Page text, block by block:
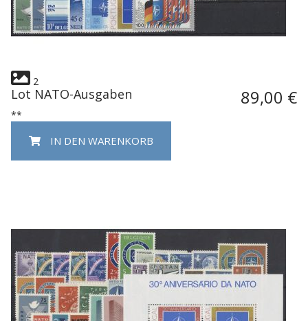
2
Lot NATO-Ausgaben 89,00 €
**
IN DEN WARENKORB